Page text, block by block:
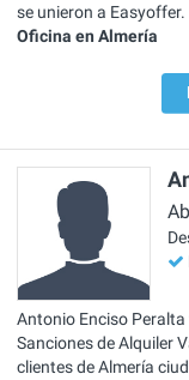
se unieron a Easyoffer.
Oficina en Almería
Antonio Enciso
Sanciones de Alquiler
clientes de Almería